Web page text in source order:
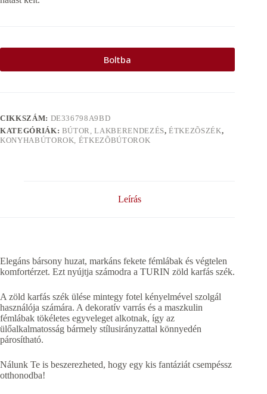
Boltba
CIKKSZÁM: DE336798A9BD
KATEGÓRIÁK: BÚTOR, LAKBERENDEZÉS,ÉTKEZÕSZÉK,
KONYHABÚTOROK, ÉTKEZÕBÚTOROK
Leírás
Elegáns bársony huzat, markáns fekete fémlábak és végtelen
komfortérzet. Ezt nyújtja számodra a TURIN zöld karfás szék.
A zöld karfás szék ülése mintegy fotel kényelmével szolgál
használója számára. A dekoratív varrás és a maszkulin
fémlábak tökéletes egyveleget alkotnak, így az
ülőalkalmatosság bármely stílusirányzattal könnyedén
párosítható.
Nálunk Te is beszerezheted, hogy egy kis fantáziát csempéssz
otthonodba!